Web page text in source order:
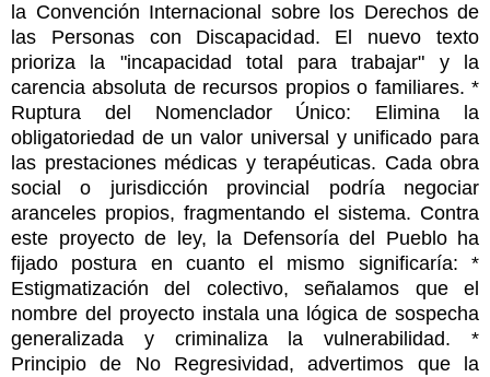
la Convención Internacional sobre los Derechos de
las Personas con Discapacidad. El nuevo texto
prioriza la "incapacidad total para trabajar" y la
carencia absoluta de recursos propios o familiares. *
Ruptura del Nomenclador Único: Elimina la
obligatoriedad de un valor universal y unificado para
las prestaciones médicas y terapéuticas. Cada obra
social o jurisdicción provincial podría negociar
aranceles propios, fragmentando el sistema. Contra
este proyecto de ley, la Defensoría del Pueblo ha
fijado postura en cuanto el mismo significaría: *
Estigmatización del colectivo, señalamos que el
nombre del proyecto instala una lógica de sospecha
generalizada y criminaliza la vulnerabilidad. *
Principio de No Regresividad, advertimos que la